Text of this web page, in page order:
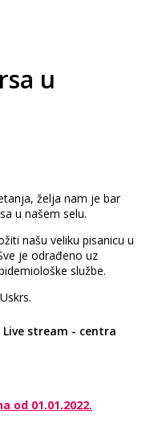
u
želja nam je bar
u našem selu.
našu veliku pisanicu u
je odrađeno uz
službe.
stream - centra
od 01.01.2022.